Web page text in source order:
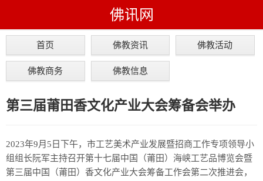
佛讯网
首页 佛教资讯 佛教活动
佛教商务 佛教信息
第三届莆田香文化产业大会筹备会举办
2023年9月5日下午，市工艺美术产业发展暨招商工作专项领导小
组组长阮军主持召开第十七届中国（莆田）海峡工艺品博览会暨
第三届中国（莆田）香文化产业大会筹备工作会第二次推进会，